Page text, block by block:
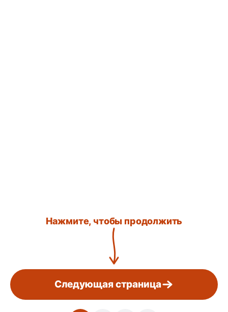
Нажмите, чтобы продолжить
Следующая страница